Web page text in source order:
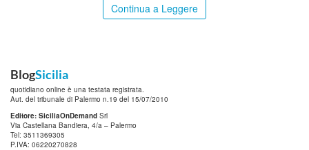
Continua a Leggere
BlogSicilia
quotidiano online è una testata registrata.
Aut. del tribunale di Palermo n.19 del 15/07/2010
Editore: SiciliaOnDemand Srl
Via Castellana Bandiera, 4/a – Palermo
Tel: 3511369305
P.IVA: 06220270828